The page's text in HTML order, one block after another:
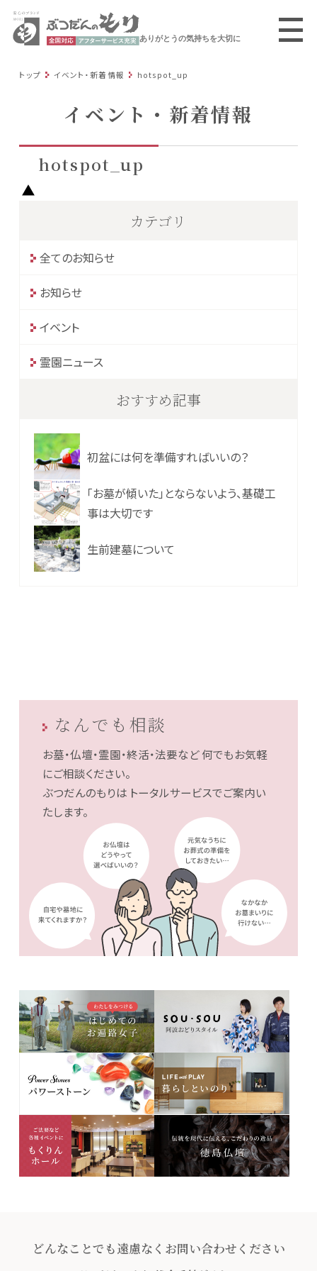
ありがとうの気持ちを大切に
トップ イベント・新着情報 hotspot_up
イベント・新着情報
hotspot_up
カテゴリ
全てのお知らせ
お知らせ
イベント
霊園ニュース
おすすめ記事
初盆には何を準備すればいいの？
「お墓が傾いた」とならないよう、基礎工
事は大切です
生前建墓について
なんでも相談
お墓・仏壇・霊園・終活・法要など何でもお気軽
にご相談ください。
ぶつだんのもりは トータルサービスでご案内い
たします。
どんなことでも遠慮なくお問い合わせください